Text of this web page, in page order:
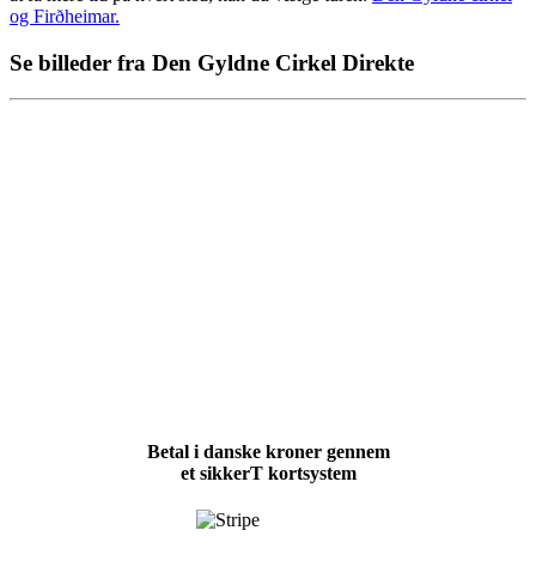
og Firðheimar.
Se billeder fra Den Gyldne Cirkel Direkte
Betal i danske kroner gennem
et sikkerT kortsystem